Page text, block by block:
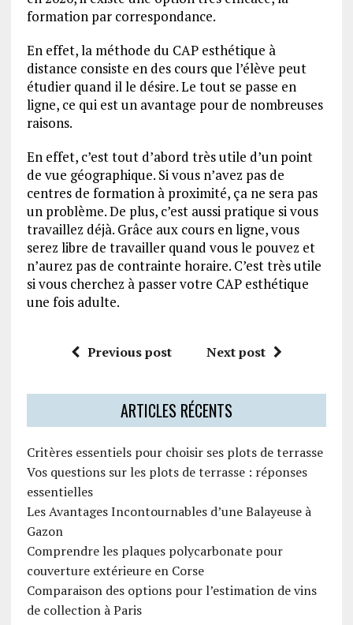
formation par correspondance.
En effet, la méthode du CAP esthétique à
distance consiste en des cours que l’élève peut
étudier quand il le désire. Le tout se passe en
ligne, ce qui est un avantage pour de nombreuses
raisons.
En effet, c’est tout d’abord très utile d’un point
de vue géographique. Si vous n’avez pas de
centres de formation à proximité, ça ne sera pas
un problème. De plus, c’est aussi pratique si vous
travaillez déjà. Grâce aux cours en ligne, vous
serez libre de travailler quand vous le pouvez et
n’aurez pas de contrainte horaire. C’est très utile
si vous cherchez à passer votre CAP esthétique
une fois adulte.
Previous post Next post
ARTICLES RÉCENTS
Critères essentiels pour choisir ses plots de terrasse
Vos questions sur les plots de terrasse : réponses
essentielles
Les Avantages Incontournables d’une Balayeuse à
Gazon
Comprendre les plaques polycarbonate pour
couverture extérieure en Corse
Comparaison des options pour l’estimation de vins
de collection à Paris